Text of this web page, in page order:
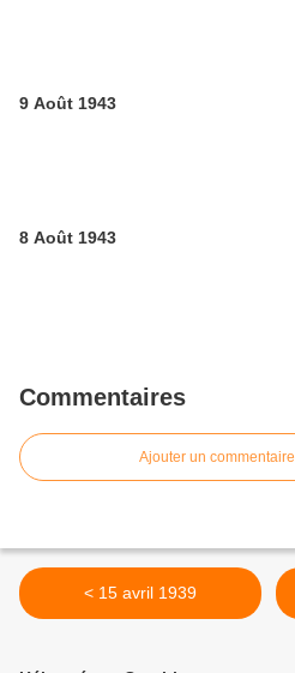
9 Août 1943
8 Août 1943
Commentaires
Ajouter un commentaire
< 15 avril 1939